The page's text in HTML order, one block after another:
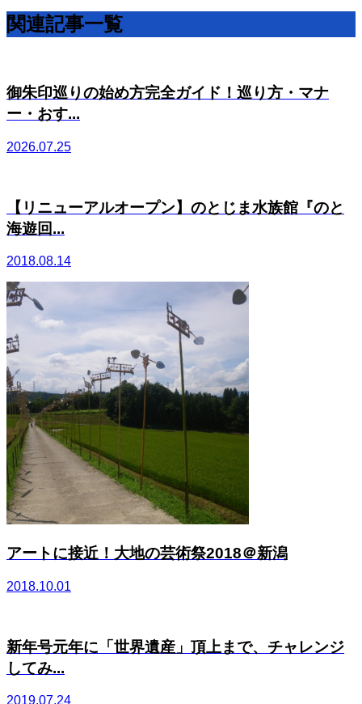
関連記事一覧
御朱印巡りの始め方完全ガイド！巡り方・マナ
ー・おす...
2026.07.25
【リニューアルオープン】のとじま水族館『のと
海遊回...
2018.08.14
アートに接近！大地の芸術祭2018＠新潟
2018.10.01
新年号元年に「世界遺産」頂上まで、チャレンジ
してみ...
2019.07.24